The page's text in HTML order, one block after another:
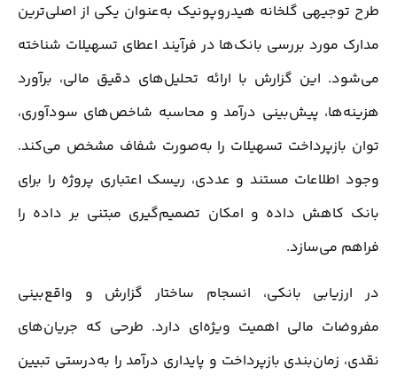
طرح توجیهی گلخانه هیدروپونیک به‌عنوان یکی از اصلی‌ترین
مدارک مورد بررسی بانک‌ها در فرآیند اعطای تسهیلات شناخته
می‌شود. این گزارش با ارائه تحلیل‌های دقیق مالی، برآورد
هزینه‌ها، پیش‌بینی درآمد و محاسبه شاخص‌های سودآوری،
توان بازپرداخت تسهیلات را به‌صورت شفاف مشخص می‌کند.
وجود اطلاعات مستند و عددی، ریسک اعتباری پروژه را برای
بانک کاهش داده و امکان تصمیم‌گیری مبتنی بر داده را
فراهم می‌سازد.
در ارزیابی بانکی، انسجام ساختار گزارش و واقع‌بینی
مفروضات مالی اهمیت ویژه‌ای دارد. طرحی که جریان‌های
نقدی، زمان‌بندی بازپرداخت و پایداری درآمد را به‌درستی تبیین